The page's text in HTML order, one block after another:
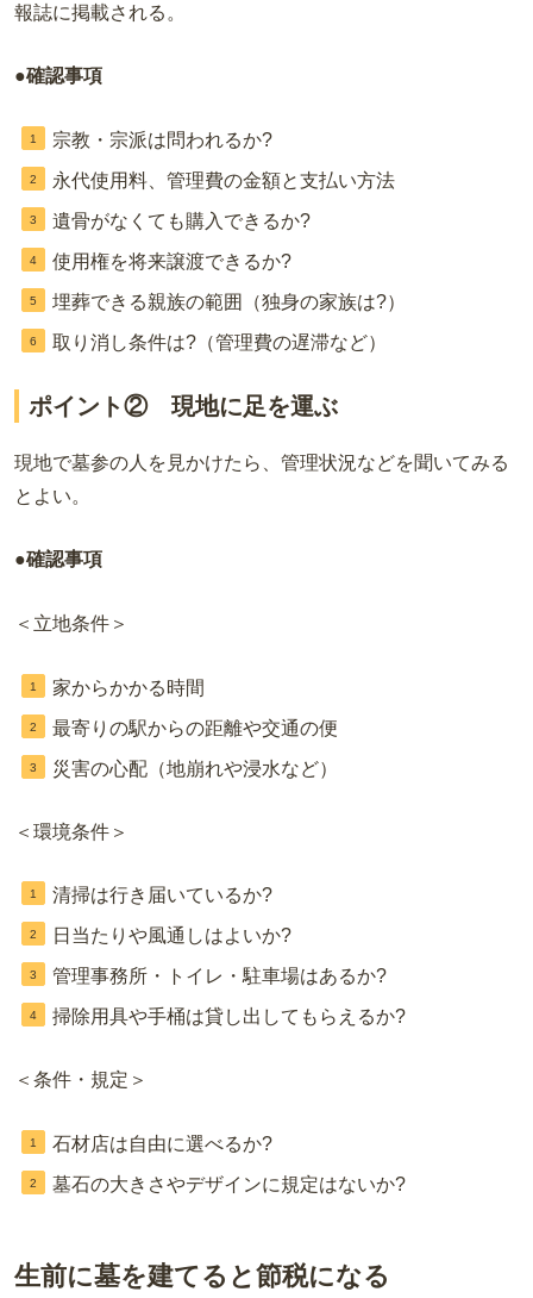
報誌に掲載される。
●確認事項
宗教・宗派は問われるか?
永代使用料、管理費の金額と支払い方法
遺骨がなくても購入できるか?
使用権を将来譲渡できるか?
埋葬できる親族の範囲（独身の家族は?）
取り消し条件は?（管理費の遅滞など）
ポイント② 現地に足を運ぶ
現地で墓参の人を見かけたら、管理状況などを聞いてみる
とよい。
●確認事項
＜立地条件＞
家からかかる時間
最寄りの駅からの距離や交通の便
災害の心配（地崩れや浸水など）
＜環境条件＞
清掃は行き届いているか?
日当たりや風通しはよいか?
管理事務所・トイレ・駐車場はあるか?
掃除用具や手桶は貸し出してもらえるか?
＜条件・規定＞
石材店は自由に選べるか?
墓石の大きさやデザインに規定はないか?
生前に墓を建てると節税になる